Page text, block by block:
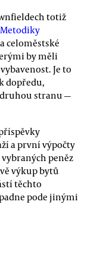
totiž
Metodiky
celoměstské
by měli
Je to
dopředu,
druhou stranu —
a první výpočty
peněz
výkup bytů
těchto
pode jinými